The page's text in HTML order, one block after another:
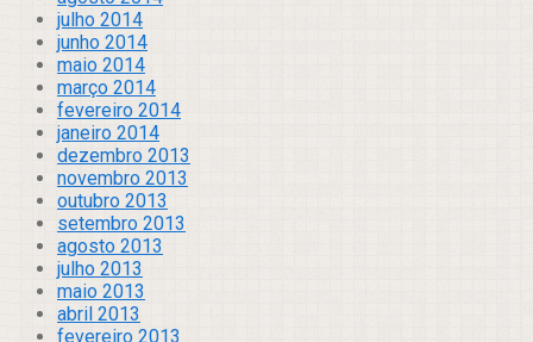
julho 2014
junho 2014
maio 2014
março 2014
fevereiro 2014
janeiro 2014
dezembro 2013
novembro 2013
outubro 2013
setembro 2013
agosto 2013
julho 2013
maio 2013
abril 2013
fevereiro 2013